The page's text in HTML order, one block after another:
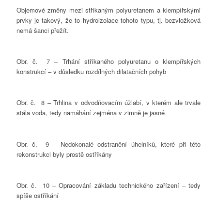
Objemové změny mezi stříkaným polyuretanem a klempířskými
prvky je takový, že to hydroizolace tohoto typu, tj. bezvložková
nemá šanci přežít.
Obr. č. 7 – Trhání stříkaného polyuretanu o klempířských
konstrukcí – v důsledku rozdílných dilatačních pohyb
Obr. č. 8 – Trhlina v odvodňovacím úžlabí, v kterém ale trvale
stála voda, tedy namáhání zejména v zimně je jasné
Obr. č. 9 – Nedokonalé odstranění úhelníků, které při této
rekonstrukci byly prostě ostříkány
Obr. č. 10 – Opracování základu technického zařízení – tedy
spíše ostříkání